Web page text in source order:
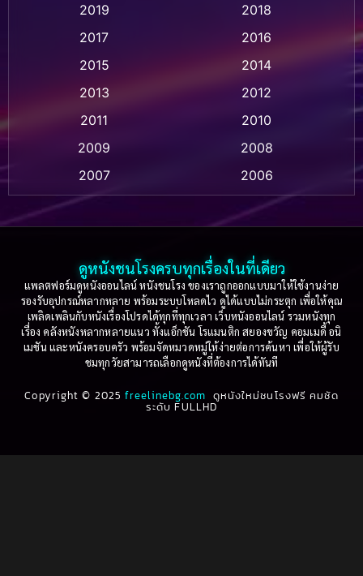
Animation แอนิเมชั่น (1)
Based on a True Story เรื่องจริง(36)
Based on Novel(16)
Betrayal(1)
Biography(3)
2019
2018
2017
2016
2015
2014
2013
2012
2011
2010
2009
2008
2007
2006
2005
2004
2003
2002
2001
2000
1999
1998
1997
1996
1995
1994
1993
1992
1991
1990
ดูหนังชนโรงครบทุกเรื่องในที่เดียว
แพลตฟอร์มดูหนังออนไลน์ หนังชนโรง ของเราถูกออกแบบมาให้ใช้งานง่าย
รองรับอุปกรณ์หลากหลาย พร้อมระบบโหลดไว ดูได้แบบไม่กระตุก เพื่อให้คุณ
เพลิดเพลินกับหนังเรื่องโปรดได้ทุกที่ทุกเวลา เว็บหนังออนไลน์ รวมหนังทุก
เรื่อง คลังหนังหลากหลายแนว ทั้งแอ็กชัน โรแมนติก สยองขวัญ คอมเมดี้ อนิ
เมชัน และหนังครอบครัว พร้อมจัดหมวดหมู่ให้ง่ายต่อการค้นหา เพื่อให้ผู้รับ
ชมทุกวัยสามารถเลือกดูหนังที่ต้องการได้ทันที
Copyright © 2025freelinebg.com ดูหนังใหม่ชนโรงฟรี คมชัด
ระดับ FULLHD